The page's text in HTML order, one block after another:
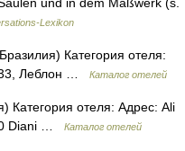
Lexikon
Категория отеля:
33, Леблон …
Каталог отелей
Категория отеля: Адрес: Ali
Diani …
Каталог отелей